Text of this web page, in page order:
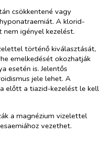
csökkentené vagy
A klorid-
igényel kezelést.
történő kiválasztását,
emelkedését okozhatják
esetén is. Jelentős
jele lehet. A
előtt a tiazid-kezelést le kell
a magnézium vizelettel
vezethet.